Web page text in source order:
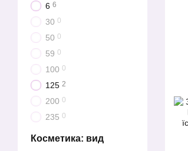
6 6
30 0
50 0
59 0
100 0
125 2
200 0
235 0
Косметика: вид